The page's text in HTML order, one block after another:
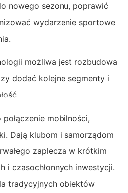
nowego sezonu, poprawić
wydarzenie sportowe
możliwa jest rozbudowa
dodać kolejne segmenty i
połączenie mobilności,
Dają klubom i samorządom
zaplecza w krótkim
i czasochłonnych inwestycji.
tradycyjnych obiektów